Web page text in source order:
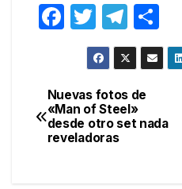
F
e
b
o
T
w
itt
er
T
el
e
gr
a
o
m
ar
Navegación
de
Nuevas fotos de
«Man of Steel»
desde otro set nada
reveladoras